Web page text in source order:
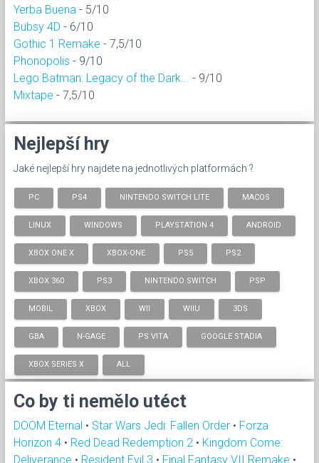
Yerba Buena - 5/10
Bubsy 4D - 6/10
Gothic 1 Remake - 7,5/10
Phonopolis - 9/10
Lego Batman: Legacy of the Dark...
- 9/10
Mixtape - 7,5/10
Nejlepší hry
Jaké nejlepší hry najdete na jednotlivých platformách ?
PC PS4 NINTENDO SWITCH LITE MACOS
LINUX WINDOWS PLAYSTATION 4 ANDROID
XBOX ONE X XBOX-ONE PS5 PS2
XBOX 360 PS3 NINTENDO SWITCH PSP
MOBIL XBOX WII WIIU 3DS
GBA N-GAGE PS VITA GOOGLE STADIA
XBOX SERIES X ALL
Co by ti nemělo utéct
DOOM Eternal • Star Wars Jedi: Fallen Order • Forza
Horizon 4 • Red Dead Redemption 2 • Kingdom Come:
Deliverance • Resident Evil 3 • Final Fantasy VII Remake •